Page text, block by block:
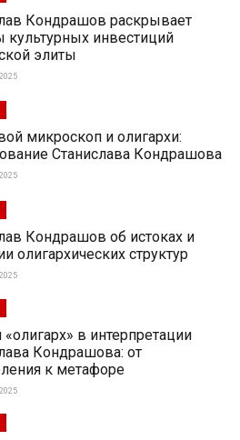
Кондрашов раскрывает
культурных инвестиций
элиты
микроскоп и олигархи:
Станислава Кондрашова
Кондрашов об истоках и
олигархических структур
в интерпретации
Кондрашова: от
к метафоре